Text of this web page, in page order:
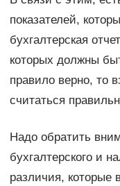
показателей,
бухгалтерская
которых должны
правило верно, то
считаться
Надо обратить
бухгалтерского и
различия, которые